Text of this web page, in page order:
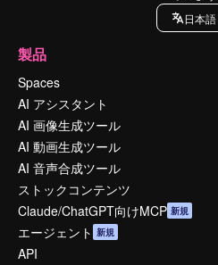
日本語
製品
Spaces
AI アシスタント
AI 画像生成ツール
AI 動画生成ツール
AI 音声合成ツール
ストックコンテンツ
Claude/ChatGPT向けMCP 新規
エージェント 新規
API